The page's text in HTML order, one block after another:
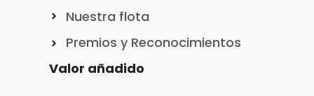
Nuestra flota
Premios y Reconocimientos
Valor añadido